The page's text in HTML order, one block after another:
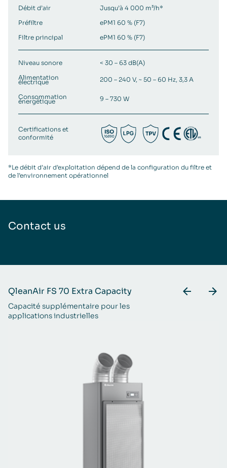
Débit d’air
Jusqu’à 4 000 m³/h*
Préfiltre
ePM1 60 % (F7)
Filtre principal
ePM1 60 % (F7)
Niveau sonore
< 30 – 63 dB(A)
Alimentation
électrique 200 – 240 V, ~ 50 – 60 Hz, 3,3 A
Consommation
énergétique 9 – 730 W
Certifications et
conformité
*Le débit d’air d’exploitation dépend de la configuration du filtre et
de l’environnement opérationnel
Contact us
QleanAir FS 70 Extra Capacity
Capacité supplémentaire pour les
applications industrielles